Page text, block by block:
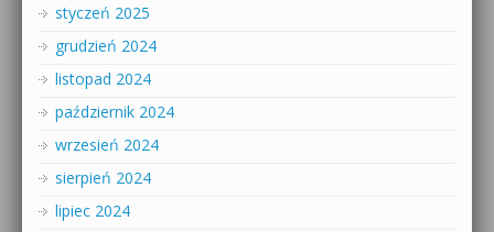
styczeń 2025
grudzień 2024
listopad 2024
październik 2024
wrzesień 2024
sierpień 2024
lipiec 2024